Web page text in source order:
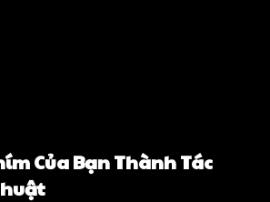
Của Bạn Thành Tác